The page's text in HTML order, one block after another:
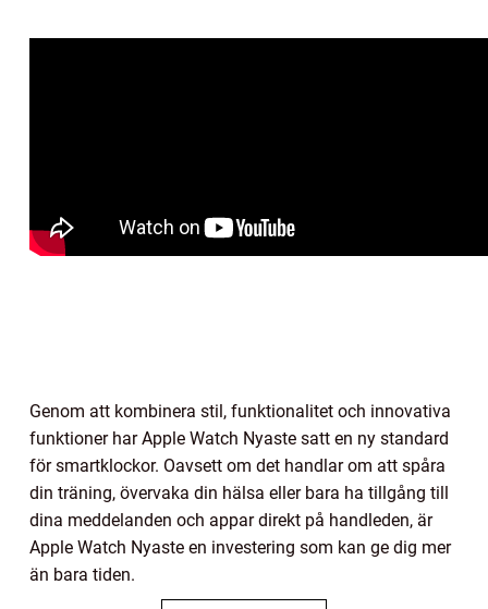
Genom att kombinera stil, funktionalitet och innovativa
funktioner har Apple Watch Nyaste satt en ny standard
för smartklockor. Oavsett om det handlar om att spåra
din träning, övervaka din hälsa eller bara ha tillgång till
dina meddelanden och appar direkt på handleden, är
Apple Watch Nyaste en investering som kan ge dig mer
än bara tiden.